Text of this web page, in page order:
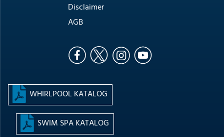
Disclaimer
AGB
WHIRLPOOL KATALOG
SWIM SPA KATALOG